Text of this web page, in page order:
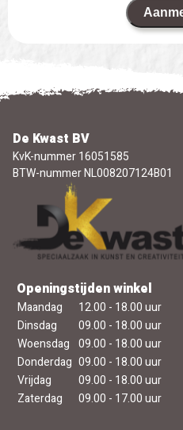
De Kwast BV
KvK-nummer 16051585
BTW-nummer NL008207124B01
Openingstijden winkel
Maandag
12.00 - 18.00 uur
Dinsdag
09.00 - 18.00 uur
Woensdag 09.00 - 18.00 uur
Donderdag 09.00 - 18.00 uur
Vrijdag
09.00 - 18.00 uur
Zaterdag
09.00 - 17.00 uur